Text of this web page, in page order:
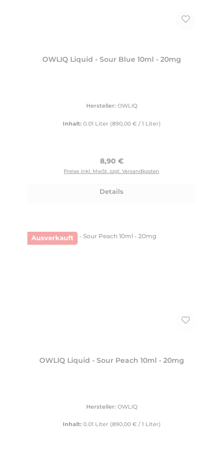
OWLIQ Liquid - Sour Blue 10ml - 20mg
Hersteller: OWLIQ
Inhalt: 0.01 Liter (890,00 € / 1 Liter)
Regulärer Preis:
8,90 €
Preise inkl. MwSt. zzgl. Versandkosten
Details
Ausverkauft
OWLIQ Liquid - Sour Peach 10ml - 20mg
Hersteller: OWLIQ
Inhalt: 0.01 Liter (890,00 € / 1 Liter)